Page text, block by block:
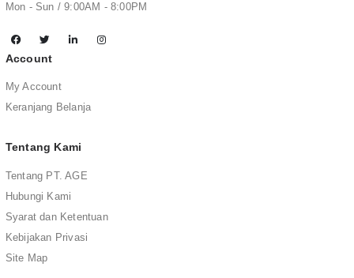
Mon - Sun / 9:00AM - 8:00PM
Account
My Account
Keranjang Belanja
Tentang Kami
Tentang PT. AGE
Hubungi Kami
Syarat dan Ketentuan
Kebijakan Privasi
Site Map